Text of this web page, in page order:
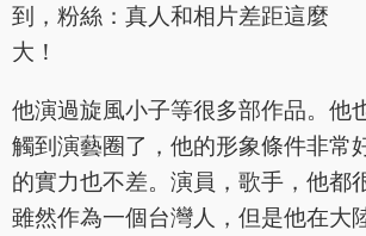
他演過旋風小子等很多部作品。他
觸到演藝圈了，他的形象條件非常
的實力也不差。演員，歌手，他都
雖然作為一個台灣人，但是他在大